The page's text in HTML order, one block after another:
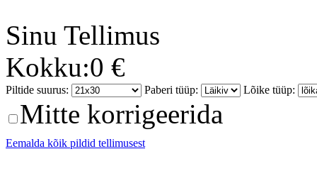
Sinu Tellimus
Kokku:0 €
Piltide suurus: Paberi tüüp: Lõike tüüp:
Mitte korrigeerida
Eemalda kõik pildid tellimusest